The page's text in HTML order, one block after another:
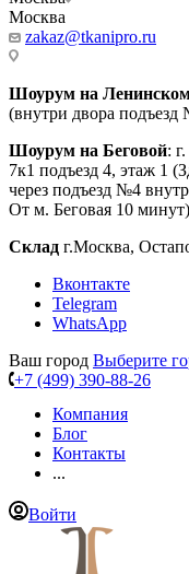
Москва
zakaz@tkanipro.ru
Шоурум на
(внутри двора подъезд
Шоурум на Беговой:
7к1 подъезд 4, этаж 1
через подъезд №4
От м. Беговая 10 минут)
Склад г.Москва,
Вконтакте
Telegram
WhatsApp
Ваш город Выберите
+7 (499) 390-88-26
Компания
Блог
Контакты
...
Войти